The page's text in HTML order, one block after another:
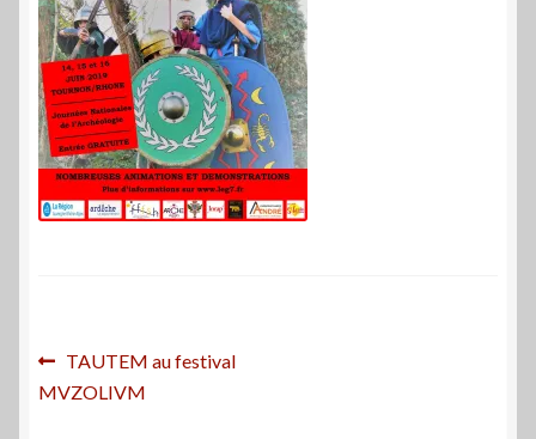
Navigation
de
Article
précédent :
TAUTEM au festival
MVZOLIVM